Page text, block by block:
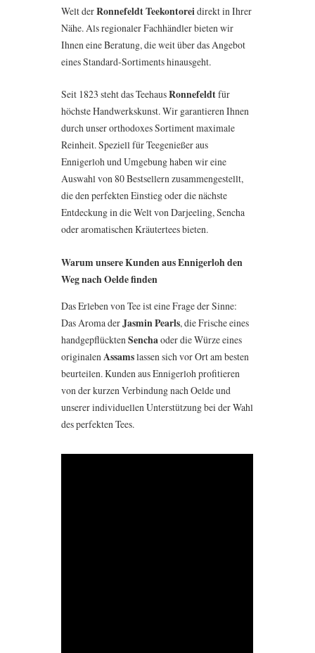
Welt derRonnefeldt Teekontoreidirekt in Ihrer
Nähe. Als regionaler Fachhändler bieten wir
Ihnen eine Beratung, die weit über das Angebot
eines Standard-Sortiments hinausgeht.
Seit 1823 steht das TeehausRonnefeldtfür
höchste Handwerkskunst. Wir garantieren Ihnen
durch unser orthodoxes Sortiment maximale
Reinheit. Speziell für Teegenießer aus
Ennigerloh und Umgebung haben wir eine
Auswahl von 80 Bestsellern zusammengestellt,
die den perfekten Einstieg oder die nächste
Entdeckung in die Welt von Darjeeling, Sencha
oder aromatischen Kräutertees bieten.
Warum unsere Kunden aus Ennigerloh den
Weg nach Oelde finden
Das Erleben von Tee ist eine Frage der Sinne:
Das Aroma derJasmin Pearls, die Frische eines
handgepflücktenSenchaoder die Würze eines
originalenAssamslassen sich vor Ort am besten
beurteilen. Kunden aus Ennigerloh profitieren
von der kurzen Verbindung nach Oelde und
unserer individuellen Unterstützung bei der Wahl
des perfekten Tees.